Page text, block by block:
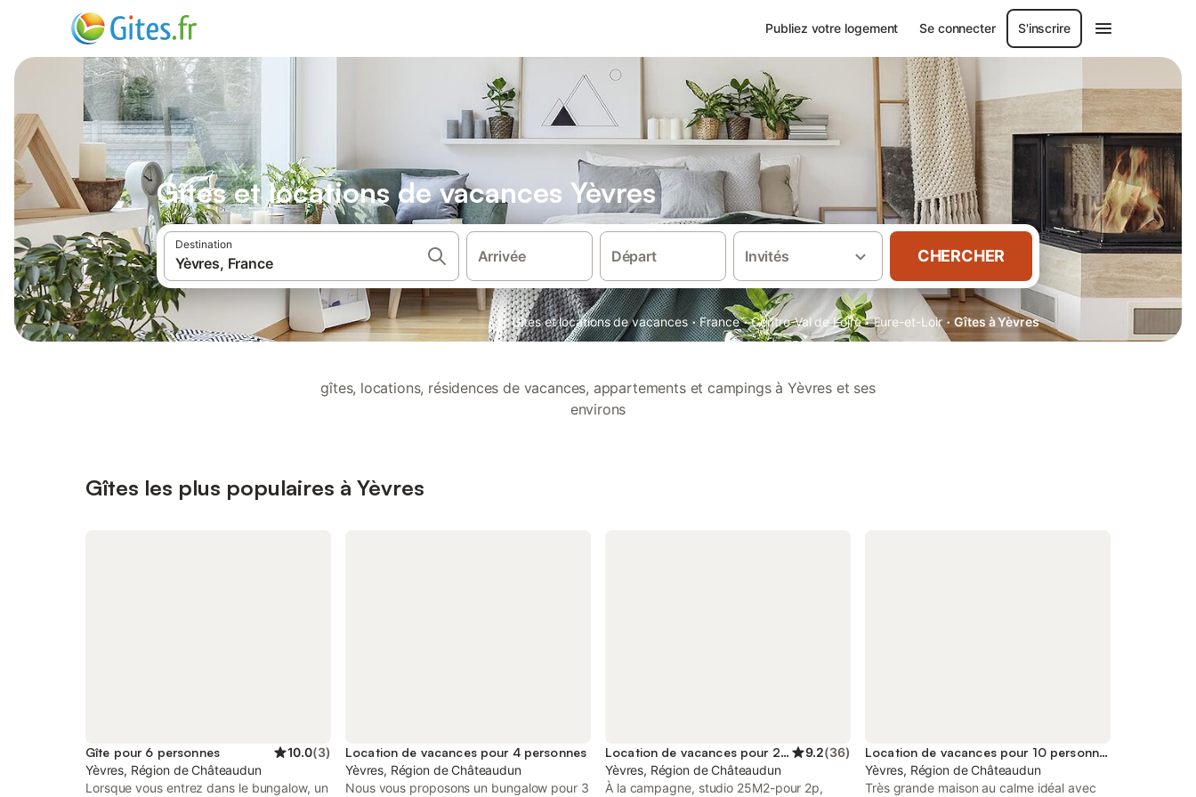
Publiez votre logement Se connecter S'inscrire
Gîtes et locations de vacances Yèvres
Destination
Arrivée Départ Invités CHERCHER
Gîtes et locations de vacances · France · Centre-Val de Loire · Eure-et-Loir · Gîtes à Yèvres
gîtes, locations, résidences de vacances, appartements et campings à Yèvres et ses
environs
Gîtes les plus populaires à Yèvres
Gîte pour 6 personnes 10.0(3)
Yèvres, Région de Châteaudun
Lorsque vous entrez dans le bungalow, un
Location de vacances pour 4 personnes
Yèvres, Région de Châteaudun
Nous vous proposons un bungalow pour 3
Location de vacances pour 2 personnes 9.2(36)
Yèvres, Région de Châteaudun
À la campagne, studio 25M2-pour 2p,
Location de vacances pour 10 personnes
Yèvres, Région de Châteaudun
Très grande maison au calme idéal avec